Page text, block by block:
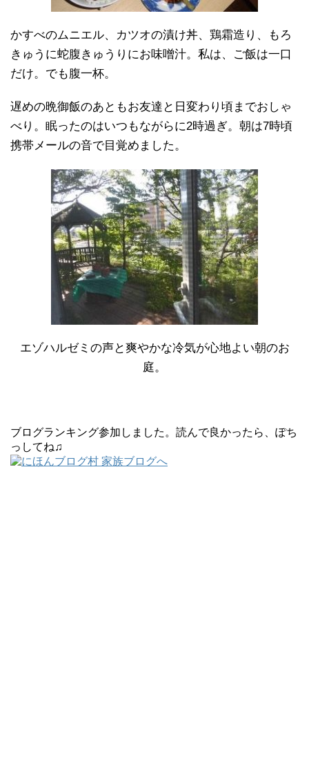
かすべのムニエル、カツオの漬け丼、鶏霜造り、もろ
きゅうに蛇腹きゅうりにお味噌汁。私は、ご飯は一口
だけ。でも腹一杯。
遅めの晩御飯のあともお友達と日変わり頃までおしゃ
べり。眠ったのはいつもながらに2時過ぎ。朝は7時頃
携帯メールの音で目覚めました。
エゾハルゼミの声と爽やかな冷気が心地よい朝のお
庭。
ブログランキング参加しました。読んで良かったら、ぽち
っしてね♫